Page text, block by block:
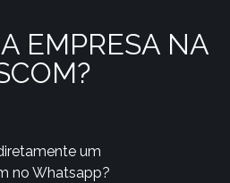
EMPRESA NA
um
no Whatsapp?